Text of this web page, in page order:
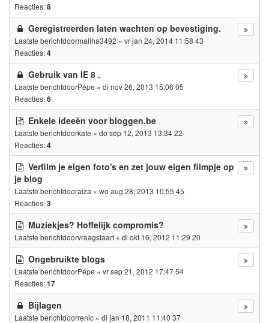
Reacties:8
Geregistreerden laten wachten op bevestiging.
Laatste berichtdoormaliha3492 « vr jan 24, 2014 11:58 43
Reacties:4
Gebruik van IE 8 .
Laatste berichtdoorPépe « di nov 26, 2013 15:06 05
Reacties:6
Enkele ideeën voor bloggen.be
Laatste berichtdoorkate « do sep 12, 2013 13:34 22
Reacties:4
Verfilm je eigen foto's en zet jouw eigen filmpje op
je blog
Laatste berichtdooraiza « wo aug 28, 2013 10:55 45
Reacties:3
Muziekjes? Hoffelijk compromis?
Laatste berichtdoorvraagstaart « di okt 16, 2012 11:29 20
Ongebruikte blogs
Laatste berichtdoorPépe « vr sep 21, 2012 17:47 54
Reacties:17
Bijlagen
Laatste berichtdoorrenic « di jan 18, 2011 11:40 37